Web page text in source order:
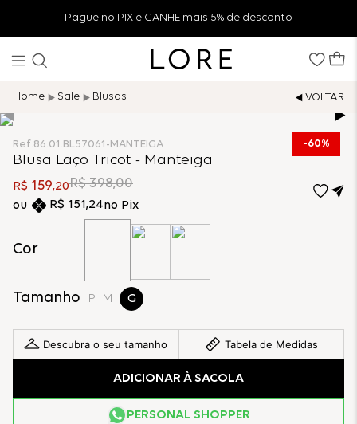
Pague no PIX e GANHE mais 5% de desconto
Sale Blusas
60%
Ref.86.01.BL57061-MANTEIGA
Blusa Laço Tricot - Manteiga
R$ 159,20R$ 398,00
R$ 151,24no Pix
Cor
Tamanho P M G
Descubra o seu tamanho Tabela de Medidas
ADICIONAR À SACOLA
PERSONAL SHOPPER